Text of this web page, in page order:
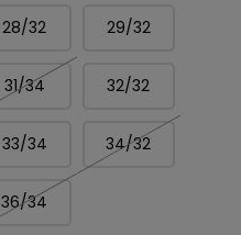
28/32 29/32
31/34 32/32
33/34 34/32
36/34